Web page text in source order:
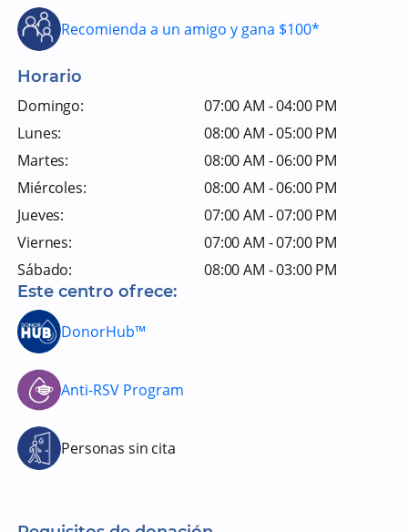
Recomienda a un amigo y gana $100*
Horario
Domingo:
07:00 AM - 04:00 PM
Lunes:
08:00 AM - 05:00 PM
Martes:
08:00 AM - 06:00 PM
Miércoles:
08:00 AM - 06:00 PM
Jueves:
07:00 AM - 07:00 PM
Viernes:
07:00 AM - 07:00 PM
Sábado:
08:00 AM - 03:00 PM
Este centro ofrece:
DonorHub™
Anti-RSV Program
Personas sin cita